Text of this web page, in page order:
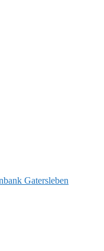
Gatersleben